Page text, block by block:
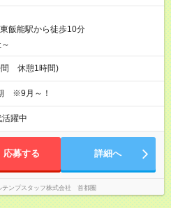
東飯能駅から徒歩10分
間 休憩1時間)
※9月～！
躍中
応募する 詳細へ
テンプスタッフ株式会社 首都圏